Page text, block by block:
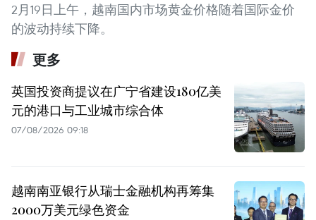
2月19日上午，越南国内市场黄金价格随着国际金价
的波动持续下降。
更多
英国投资商提议在广宁省建设180亿美
元的港口与工业城市综合体
07/08/2026 09:18
越南南亚银行从瑞士金融机构再筹集
2000万美元绿色资金